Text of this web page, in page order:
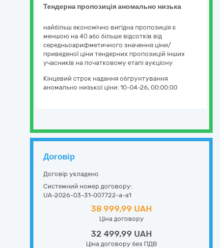
Тендерна пропозиція аномально низька
найбільш економічно вигідна пропозиція є
меншою на 40 або більше відсотків від
середньоарифметичного значення ціни/
приведеної ціни тендерних пропозицій інших
учасників на початковому етапі аукціону
Кінцевий строк надання обгрунтування
аномально низької ціни: 10-04-26, 00:00:00
Договір
Договір укладено
Системний номер договору:
UA-2026-03-31-007722-a-a1
38 999,99 UAH
Ціна договору
32 499,99 UAH
Ціна договору без ПДВ